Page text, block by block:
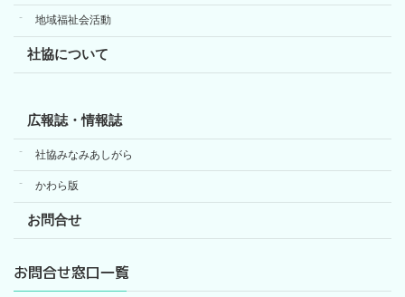
地域福祉会活動
社協について
広報誌・情報誌
社協みなみあしがら
かわら版
お問合せ
お問合せ窓口一覧